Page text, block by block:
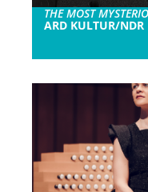
THE MOST
ARD KULTUR/NDR